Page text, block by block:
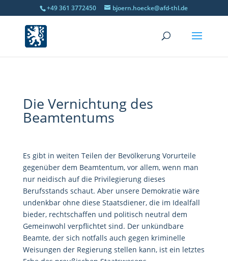
+49 361 3772450 bjoern.hoecke@afd-thl.de
Die Vernichtung des
Beamtentums
Es gibt in weiten Teilen der Bevölkerung Vorurteile
gegenüber dem Beamtentum, vor allem, wenn man
nur neidisch auf die Privilegierung dieses
Berufsstands schaut. Aber unsere Demokratie wäre
undenkbar ohne diese Staatsdiener, die im Idealfall
bieder, rechtschaffen und politisch neutral dem
Gemeinwohl verpflichtet sind. Der unkündbare
Beamte, der sich notfalls auch gegen kriminelle
Weisungen der Regierung stellen kann, ist ein letztes